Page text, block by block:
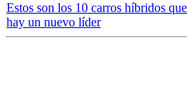
Estos son los 10 carros híbridos
hay un nuevo líder